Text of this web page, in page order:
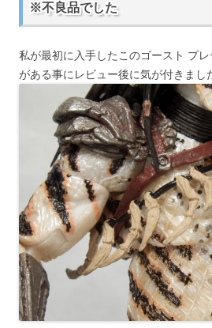
※不良品でした
私が最初に入手したこのゴースト プ
がある事にレビュー後に気が付きまし